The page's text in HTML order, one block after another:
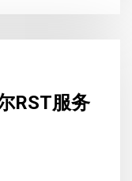
RST服务